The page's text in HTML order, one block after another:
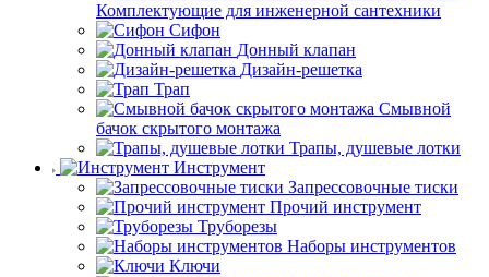
Комплектующие для инженерной сантехники
Сифон
Донный клапан
Дизайн-решетка
Трап
Смывной
бачок скрытого монтажа
Трапы, душевые лотки
Инструмент
Запрессовочные тиски
Прочий инструмент
Труборезы
Наборы инструментов
Ключи